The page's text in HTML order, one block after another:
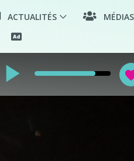
ACTUALITÉS MÉDIAS
play_arrow